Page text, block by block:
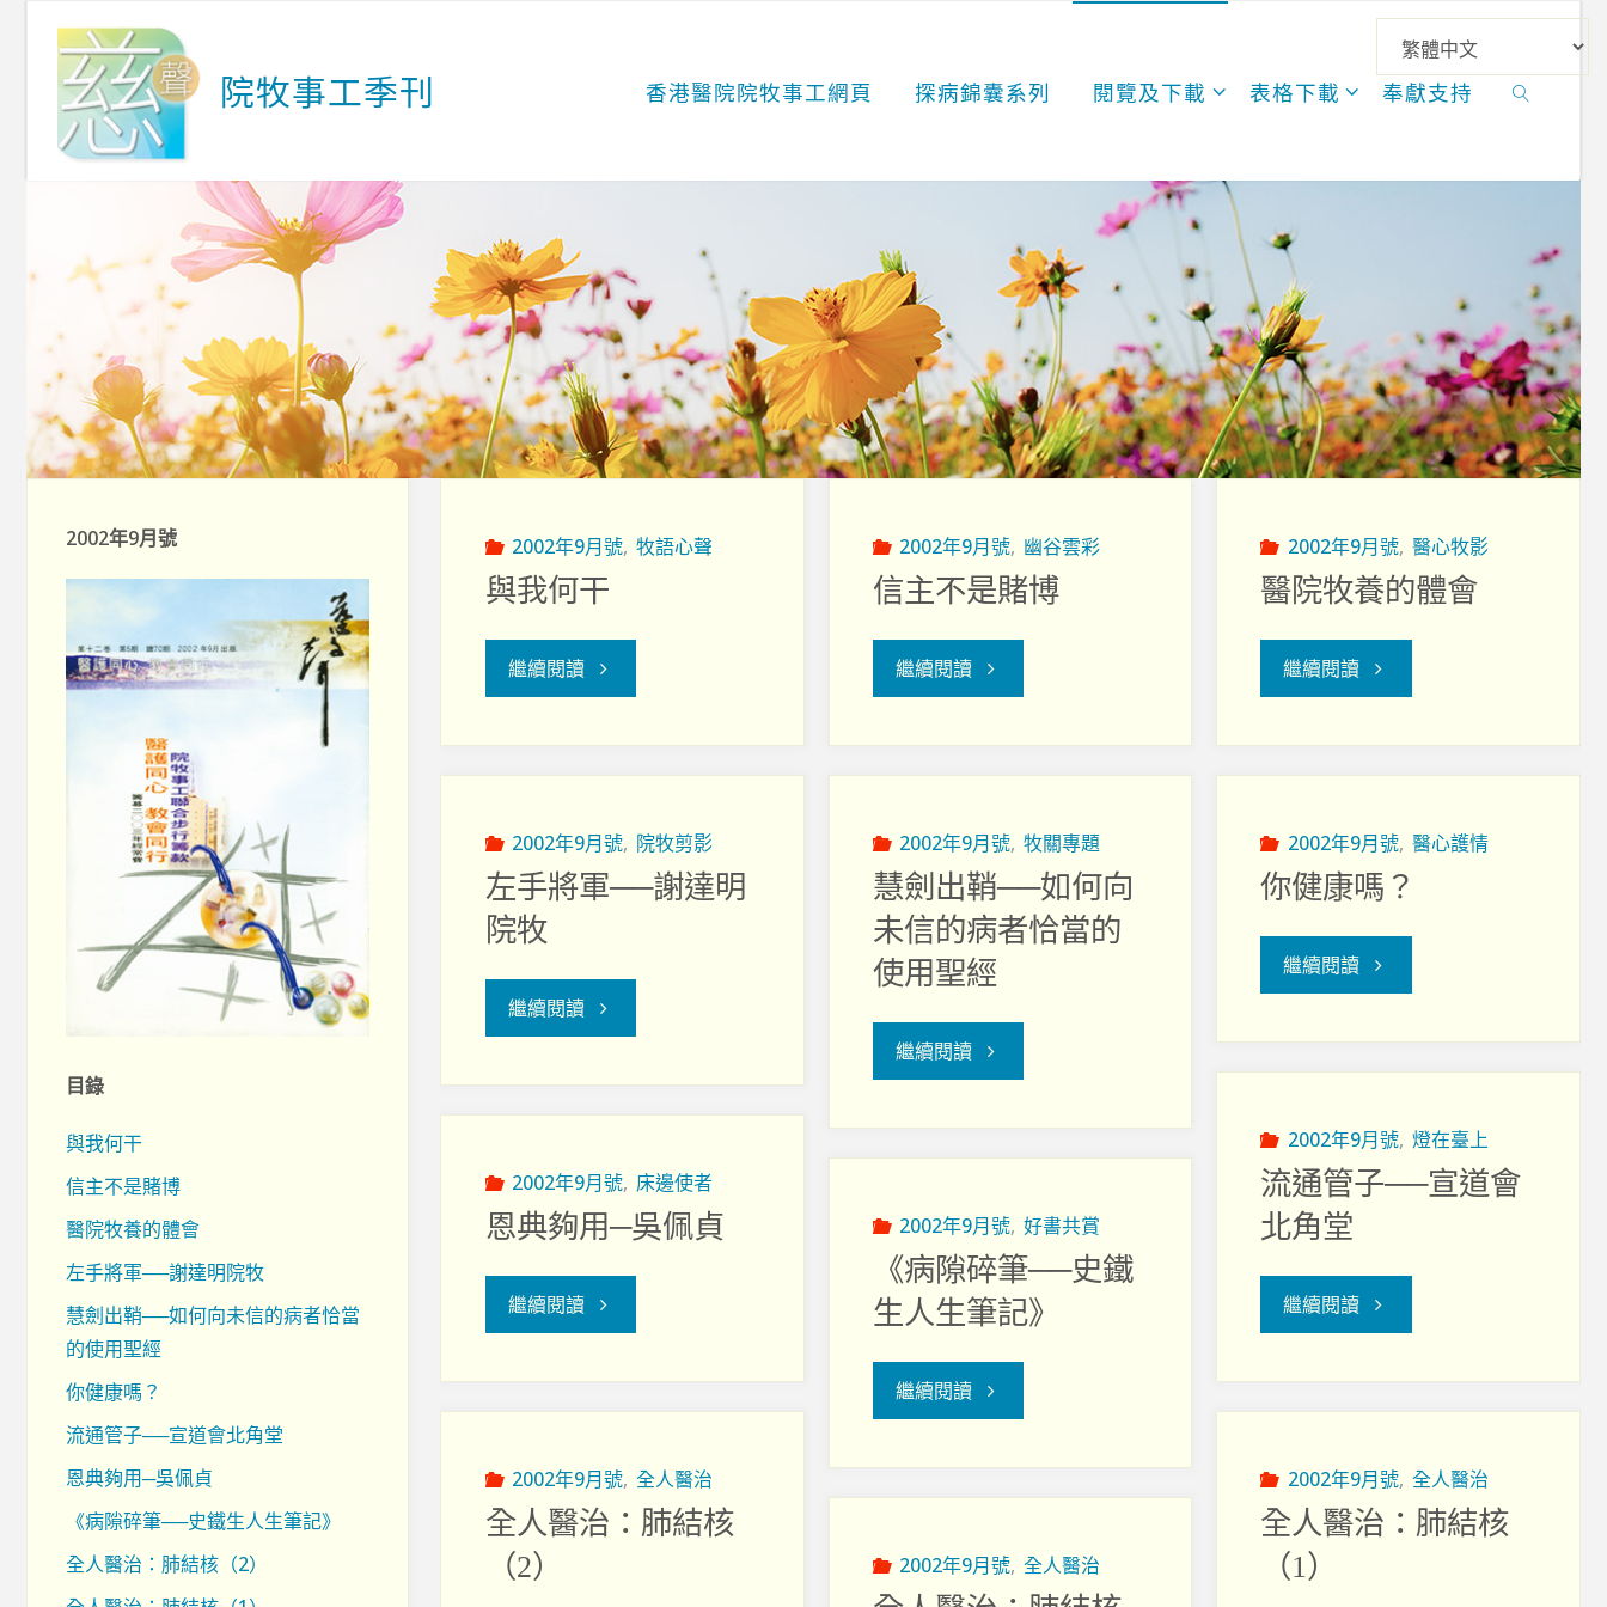
content
院牧事工季刊 香港醫院院牧事工網頁 探病錦囊系列 閱覽及下載 表格下載 奉獻支持
SEARCH
2002年9月號, 牧語心聲
與我何干
繼續閱讀"與
干"
2002年9月號, 幽谷雲彩
信主不是賭博
繼續閱讀"信
是
賭
博"
2002年9月號, 醫心牧影
醫院牧養的體會
繼續閱讀"醫
養
的
體
2002年9月號, 院牧剪影
左手將軍──謝達明
院牧
繼續閱讀"左
軍
──
謝
院
牧"
2002年9月號, 牧關專題
慧劍出鞘──如何向
未信的病者恰當的
使用聖經
繼續閱讀"慧
鞘
──
何
信
2002年9月號, 醫心護情
你健康嗎？
繼續閱讀"你
嗎？"
2002年9月號, 燈在臺上
流通管子──宣道會
北角堂
繼續閱讀"流
子
──
2002年9月號, 床邊使者
恩典夠用─吳佩貞
繼續閱讀"恩
用
─
2002年9月號, 好書共賞
《病隙碎筆──史鐵
生人生筆記》
繼續閱讀"《病
筆
2002年9月號, 全人醫治
全人醫治：肺結核
（2）
2002年9月號, 全人醫治
全人醫治：肺結核
（1）
2002年9月號, 全人醫治
2002年9月號
目錄
與我何干
信主不是賭博
醫院牧養的體會
左手將軍──謝達明院牧
慧劍出鞘──如何向未信的病者恰當
的使用聖經
你健康嗎？
流通管子──宣道會北角堂
恩典夠用─吳佩貞
《病隙碎筆──史鐵生人生筆記》
全人醫治：肺結核（2）